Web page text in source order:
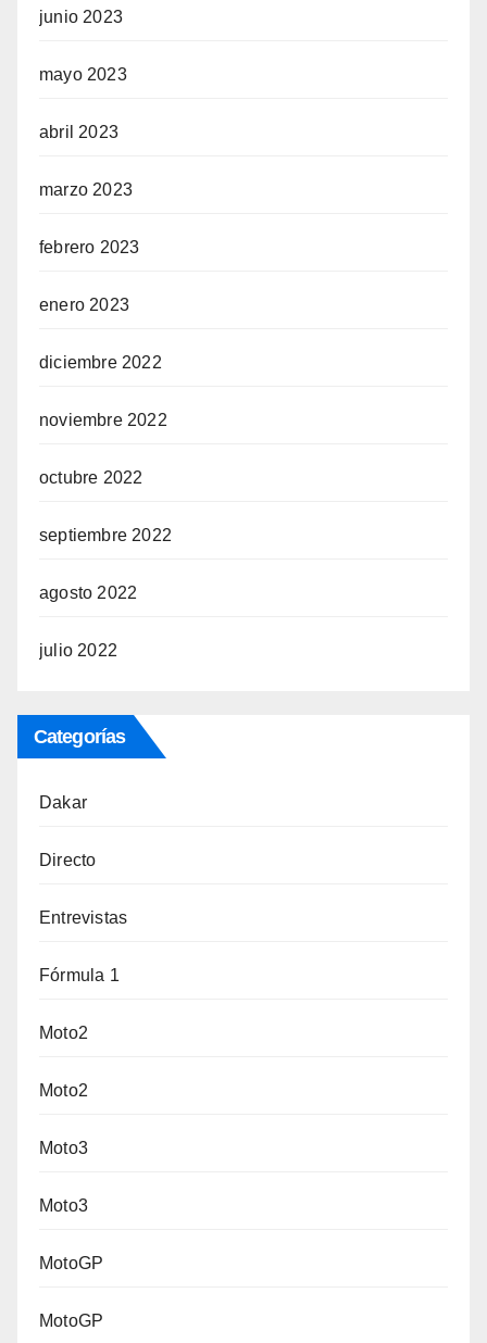
junio 2023
mayo 2023
abril 2023
marzo 2023
febrero 2023
enero 2023
diciembre 2022
noviembre 2022
octubre 2022
septiembre 2022
agosto 2022
julio 2022
Categorías
Dakar
Directo
Entrevistas
Fórmula 1
Moto2
Moto2
Moto3
Moto3
MotoGP
MotoGP